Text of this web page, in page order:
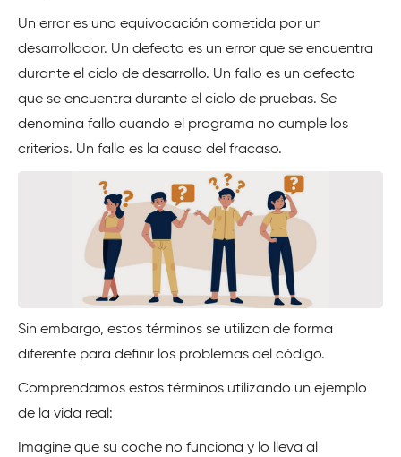
Un error es una equivocación cometida por un
desarrollador. Un defecto es un error que se encuentra
durante el ciclo de desarrollo. Un fallo es un defecto
que se encuentra durante el ciclo de pruebas. Se
denomina fallo cuando el programa no cumple los
criterios. Un fallo es la causa del fracaso.
Sin embargo, estos términos se utilizan de forma
diferente para definir los problemas del código.
Comprendamos estos términos utilizando un ejemplo
de la vida real:
Imagine que su coche no funciona y lo lleva al